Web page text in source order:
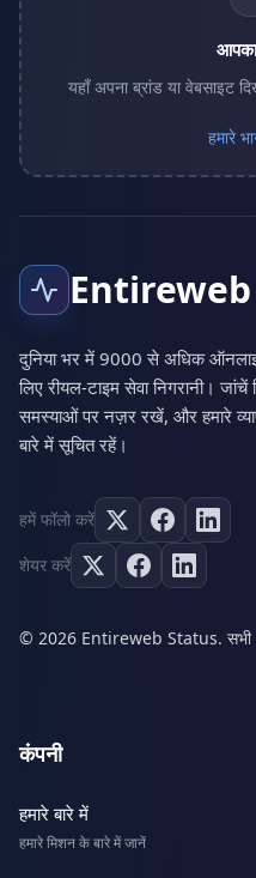
आपका
यहाँ अपना ब्रांड या वेबसाइट
हमारे
Entireweb
दुनिया भर में 9000 से अधिक
लिए रीयल-टाइम सेवा निगरानी।
समस्याओं पर नज़र रखें, और हमारे
बारे में सूचित रहें।
हमें फॉलो करें
शेयर करें
© 2026 Entireweb Status. सभी
कंपनी
हमारे बारे में
हमारे मिशन के बारे में जानें